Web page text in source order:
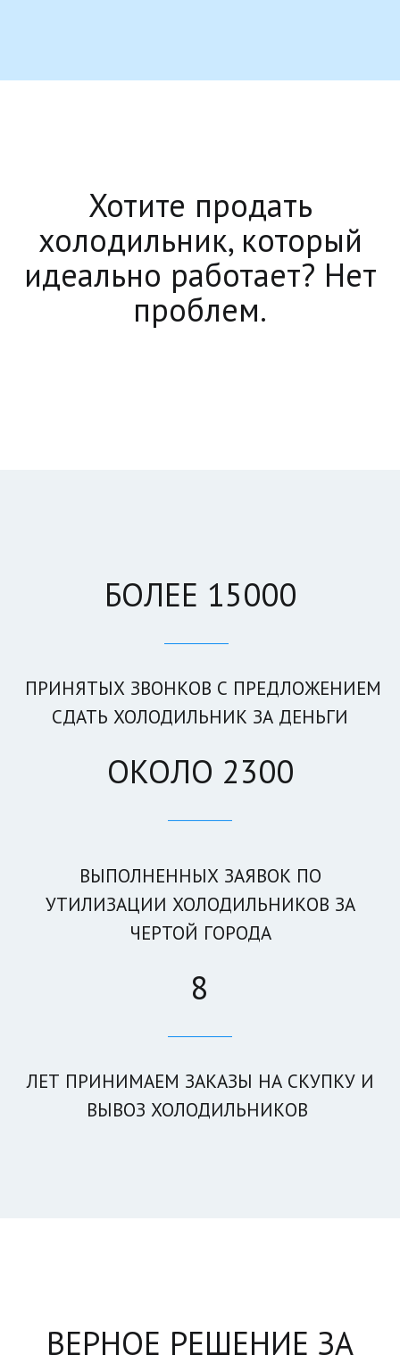
Хотите продать
холодильник, который
идеально работает? Нет
проблем.
БОЛЕЕ 15000
ПРИНЯТЫХ ЗВОНКОВ С ПРЕДЛОЖЕНИЕМ
СДАТЬ ХОЛОДИЛЬНИК ЗА ДЕНЬГИ
ОКОЛО 2300
ВЫПОЛНЕННЫХ ЗАЯВОК ПО
УТИЛИЗАЦИИ ХОЛОДИЛЬНИКОВ ЗА
ЧЕРТОЙ ГОРОДА
8
ЛЕТ ПРИНИМАЕМ ЗАКА­­ЗЫ НА СКУПКУ И
ВЫВОЗ ХОЛОДИЛЬНИКОВ
ВЕРНОЕ РЕШЕНИЕ ЗА